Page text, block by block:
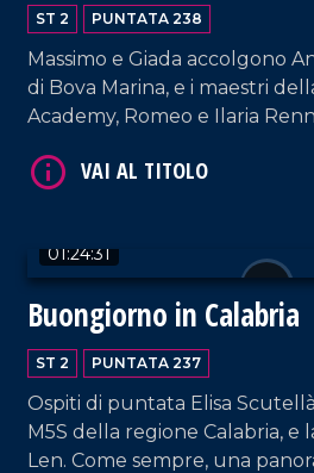
ST 2 PUNTATA 238
Massimo e Giada accolgono
di Bova Marina, e i maestri
Academy, Romeo e Ilaria
01:24:31
Buongiorno in Calabria
ST 2 PUNTATA 237
Ospiti di puntata Elisa
M5S della regione Calabria, e
Len. Come sempre, una
VAI AL TITOLO